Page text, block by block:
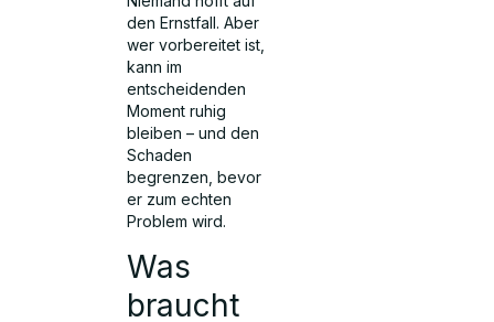
den Ernstfall. Aber
wer vorbereitet ist,
kann im
entscheidenden
Moment ruhig
bleiben – und den
Schaden
begrenzen, bevor
er zum echten
Problem wird.
Was
braucht